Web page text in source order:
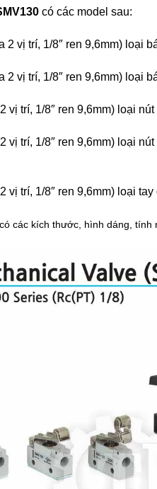
có các model sau:
2 vị trí, 1/8″ ren 9,6mm) loại
2 vị trí, 1/8″ ren 9,6mm) loại
vị trí, 1/8″ ren 9,6mm) loại
vị trí, 1/8″ ren 9,6mm) loại
vị trí, 1/8″ ren 9,6mm) loại tay
các kích thước, hình dáng,